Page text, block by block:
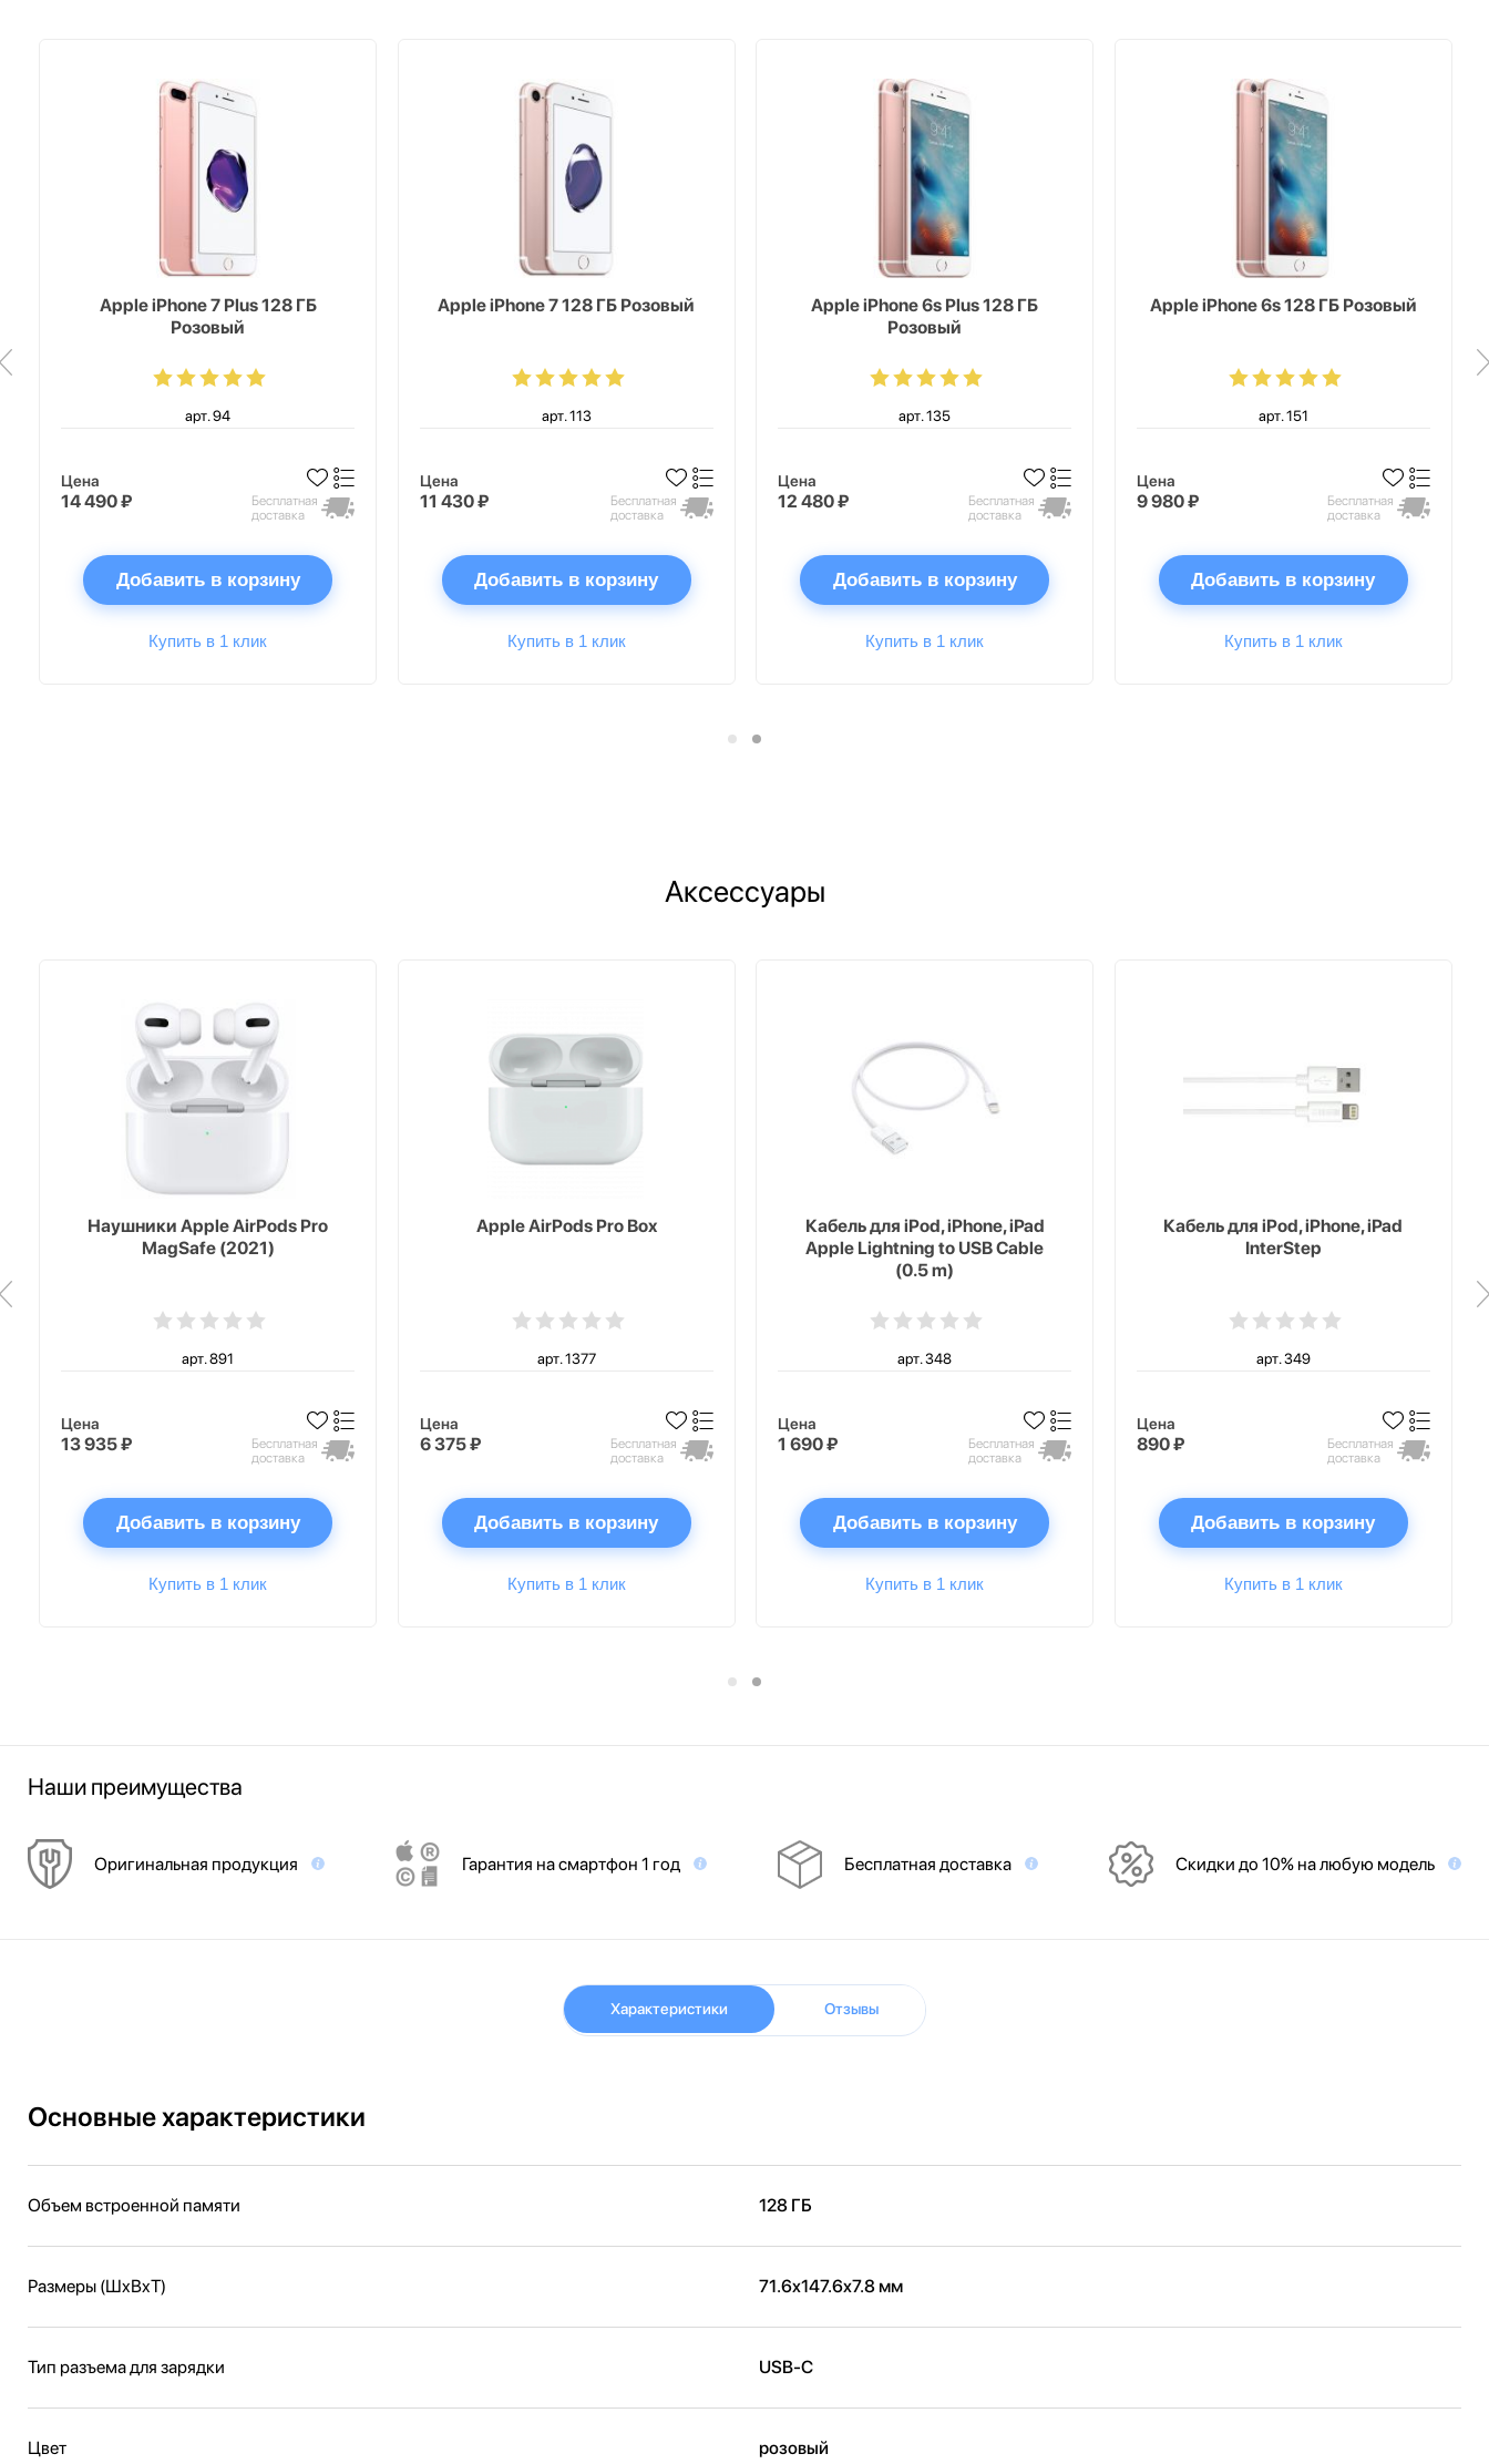
Apple iPhone 7 Plus 128 ГБ
Розовый
арт. 94
Цена
14 490 ₽
Бесплатная
доставка
Добавить в корзину
Купить в 1 клик
Apple iPhone 7 128 ГБ Розовый
арт. 113
Цена
11 430 ₽
Бесплатная
доставка
Добавить в корзину
Купить в 1 клик
Apple iPhone 6s Plus 128 ГБ
Розовый
арт. 135
Цена
12 480 ₽
Бесплатная
доставка
Добавить в корзину
Купить в 1 клик
Apple iPhone 6s 128 ГБ Розовый
арт. 151
Цена
9 980 ₽
Бесплатная
доставка
Добавить в корзину
Купить в 1 клик
Аксессуары
Наушники Apple AirPods Pro
MagSafe (2021)
арт. 891
Цена
13 935 ₽
Бесплатная
доставка
Добавить в корзину
Купить в 1 клик
Apple AirPods Pro Box
арт. 1377
Цена
6 375 ₽
Бесплатная
доставка
Добавить в корзину
Купить в 1 клик
Кабель для iPod, iPhone, iPad
Apple Lightning to USB Cable
(0.5 m)
арт. 348
Цена
1 690 ₽
Бесплатная
доставка
Добавить в корзину
Купить в 1 клик
Кабель для iPod, iPhone, iPad
InterStep
арт. 349
Цена
890 ₽
Бесплатная
доставка
Добавить в корзину
Купить в 1 клик
Наши преимущества
Оригинальная продукция Гарантия на смартфон 1 год Бесплатная доставка Скидки до 10% на любую модель
Характеристики Отзывы
Основные характеристики
Объем встроенной памяти 128 ГБ
Размеры (ШxВxТ) 71.6x147.6x7.8 мм
Тип разъема для зарядки USB-C
Цвет розовый